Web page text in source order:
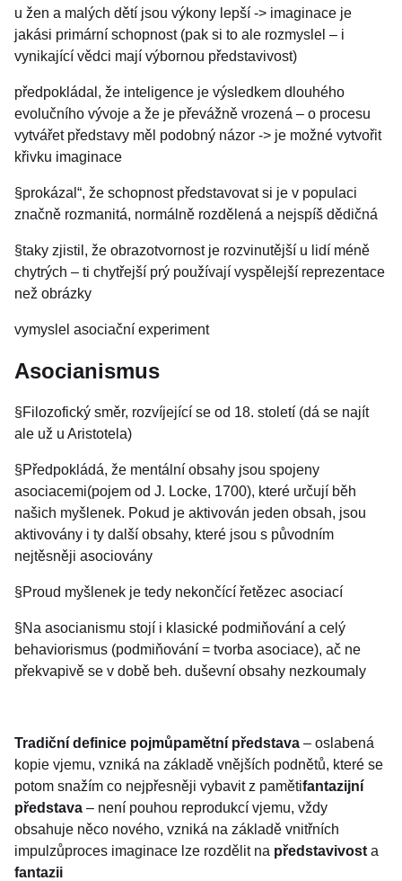
u žen a malých dětí jsou výkony lepší -> imaginace je
jakási primární schopnost (pak si to ale rozmyslel – i
vynikající vědci mají výbornou představivost)
předpokládal, že inteligence je výsledkem dlouhého
evolučního vývoje a že je převážně vrozená – o procesu
vytvářet představy měl podobný názor -> je možné vytvořit
křivku imaginace
§prokázal“, že schopnost představovat si je v populaci
značně rozmanitá, normálně rozdělená a nejspíš dědičná
§taky zjistil, že obrazotvornost je rozvinutější u lidí méně
chytrých – ti chytřejší prý používají vyspělejší reprezentace
než obrázky
vymyslel asociační experiment
Asocianismus
§Filozofický směr, rozvíjející se od 18. století (dá se najít
ale už u Aristotela)
§Předpokládá, že mentální obsahy jsou spojeny
asociacemi(pojem od J. Locke, 1700), které určují běh
našich myšlenek. Pokud je aktivován jeden obsah, jsou
aktivovány i ty další obsahy, které jsou s původním
nejtěsněji asociovány
§Proud myšlenek je tedy nekončící řetězec asociací
§Na asocianismu stojí i klasické podmiňování a celý
behaviorismus (podmiňování = tvorba asociace), ač ne
překvapivě se v době beh. duševní obsahy nezkoumaly
Tradiční definice pojmůpamětní představa – oslabená
kopie vjemu, vzniká na základě vnějších podnětů, které se
potom snažím co nejpřesněji vybavit z pamětifantazijní
představa – není pouhou reprodukcí vjemu, vždy
obsahuje něco nového, vzniká na základě vnitřních
impulzůproces imaginace lze rozdělit na představivost a
fantazii